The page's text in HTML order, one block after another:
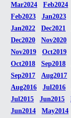
Mar2024
Feb2024
Feb2023
Jan2023
Jan2022
Dec2021
Dec2020
Nov2020
Nov2019
Oct2019
Oct2018
Sep2018
Sep2017
Aug2017
Aug2016
Jul2016
Jul2015
Jun2015
Jun2014
May2014